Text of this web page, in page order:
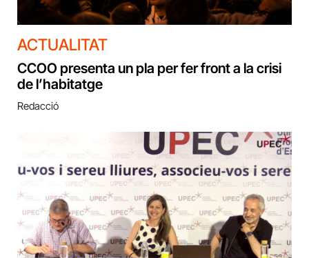
ACTUALITAT
CCOO presenta un pla per fer front a la crisi
de l’habitatge
Redacció